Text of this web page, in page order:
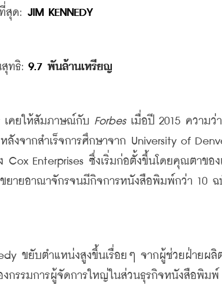
สุด: JIM KENNEDY
ทธิ: 9.7 พันล้านเหรียญ
เคยให้สัมภาษณ์กับ Forbes เมื่อปี 2015 ความว่า
หลังจากสำเร็จการศึกษาจาก University of
Cox Enterprises ซึ่งเริ่มก่อตั้งขึ้นโดยคุณตาของ
ยายอาณาจักรจนมีกิจการหนังสือพิมพ์กว่า 10 ฉ
ขยับตำแหน่งสูงขึ้นเรื่อยๆ จากผู้ช่วยฝ่ายผลิ
งกรรมการผู้จัดการใหญ่ในส่วนธุรกิจหนังสือพิมพ์